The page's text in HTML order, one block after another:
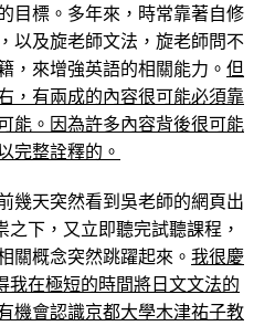
目標。多年來，時常靠著自修
以及旋老師文法，旋老師問不
，來增強英語的相關能力。 但
，有兩成的內容很可能必須靠
能。因為許多內容背後很可能
完整詮釋的。
幾天突然看到吳老師的網頁出
之下，又立即聽完試聽課程，
關概念突然跳躍起來。 我很慶
我在極短的時間將日文文法的
機會認識京都大學木津祐子教